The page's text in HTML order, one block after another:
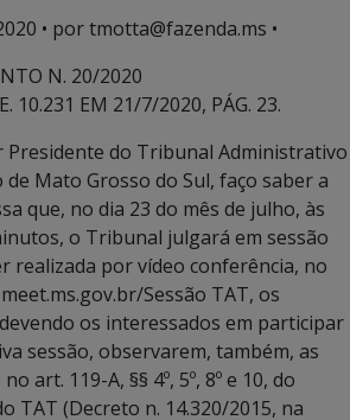
• por tmotta@fazenda.ms •
N. 20/2020
10.231 EM 21/7/2020, PÁG. 23.
Presidente do Tribunal Administrativo
Mato Grosso do Sul, faço saber a
que, no dia 23 do mês de julho, às
o Tribunal julgará em sessão
realizada por vídeo conferência, no
Sessão TAT, os
os interessados em participar
sessão, observarem, também, as
art. 119-A, §§ 4º, 5º, 8º e 10, do
TAT (Decreto n. 14.320/2015, na